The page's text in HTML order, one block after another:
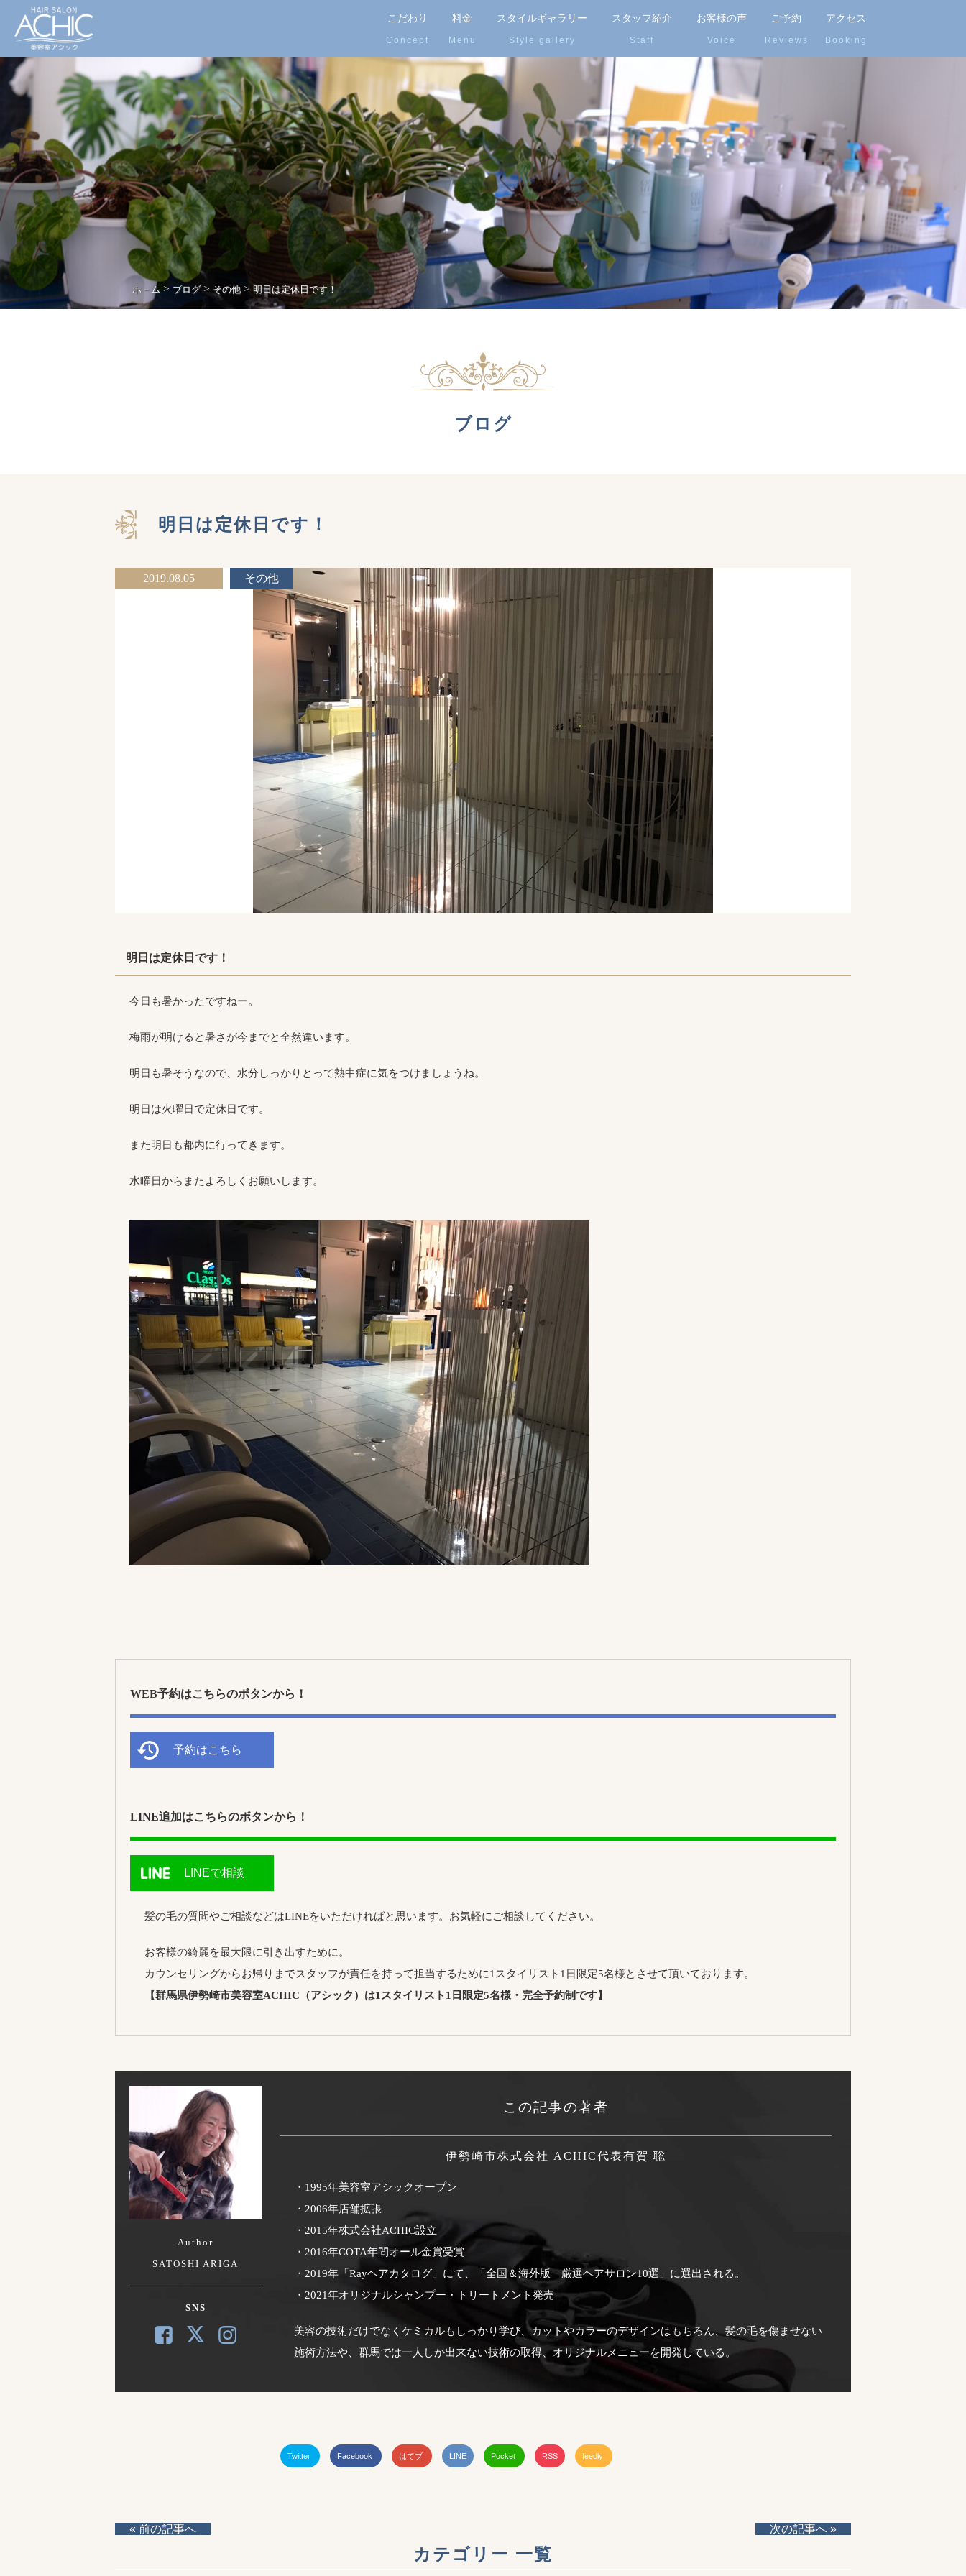
こだわり 料金 スタイルギャラリー スタッフ紹介 お客様の声 ご予約 アクセス
ホ－ム> ブログ> その他 >明日は定休日です！
ブログ
明日は定休日です！
2019.08.05 その他
明日は定休日です！
今日も暑かったですねー。
梅雨が明けると暑さが今までと全然違います。
明日も暑そうなので、水分しっかりとって熱中症に気をつけましょうね。
明日は火曜日で定休日です。
また明日も都内に行ってきます。
水曜日からまたよろしくお願いします。
WEB予約はこちらのボタンから！
予約はこちら
LINE追加はこちらのボタンから！
LINEで相談
髪の毛の質問やご相談などはLINEをいただければと思います。お気軽にご相談してください。
お客様の綺麗を最大限に引き出すために。
カウンセリングからお帰りまでスタッフが責任を持って担当するために1スタイリスト1日限定5名様とさせて頂いております。
【群馬県伊勢崎市美容室ACHIC（アシック）は1スタイリスト1日限定5名様・完全予約制です】
Author
SATOSHI ARIGA
SNS
この記事の著者
伊勢崎市株式会社 ACHIC代表有賀 聡
・1995年美容室アシックオープン
・2006年店舗拡張
・2015年株式会社ACHIC設立
・2016年COTA年間オール金賞受賞
・2019年「Rayヘアカタログ」にて、「全国＆海外版 厳選ヘアサロン10選」に選出される。
・2021年オリジナルシャンプー・トリートメント発売
美容の技術だけでなくケミカルもしっかり学び、カットやカラーのデザインはもちろん、髪の毛を傷ませない
施術方法や、群馬では一人しか出来ない技術の取得、オリジナルメニューを開発している。
Twitter Facebook はてブ LINE Pocket RSS feedly
« 前の記事へ 次の記事へ »
カテゴリー 一覧